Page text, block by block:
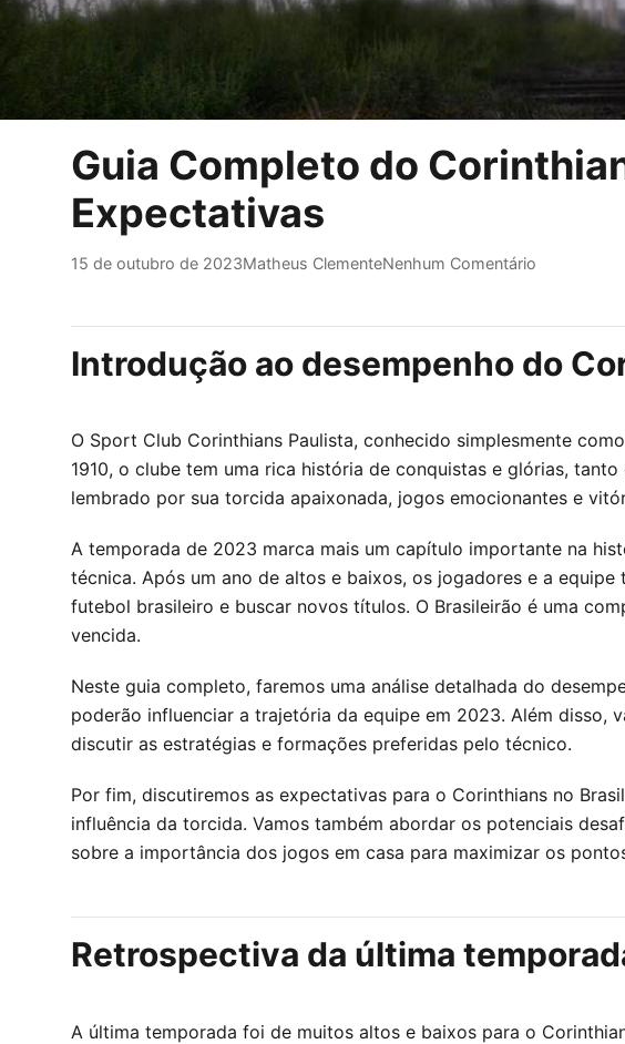
Guia Completo do
Expectativas
15 de outubro de 2023Matheus ClementeNenhum Comentário
Introdução ao desempenho do
O Sport Club Corinthians Paulista, conhecido simplesmente
1910, o clube tem uma rica história de conquistas e glórias,
lembrado por sua torcida apaixonada, jogos emocionantes e
A temporada de 2023 marca mais um capítulo importante na
técnica. Após um ano de altos e baixos, os jogadores e a
futebol brasileiro e buscar novos títulos. O Brasileirão é uma
vencida.
Neste guia completo, faremos uma análise detalhada do
poderão influenciar a trajetória da equipe em 2023. Além disso,
discutir as estratégias e formações preferidas pelo técnico.
Por fim, discutiremos as expectativas para o Corinthians no
influência da torcida. Vamos também abordar os potenciais
sobre a importância dos jogos em casa para maximizar os
Retrospectiva da última
A última temporada foi de muitos altos e baixos para o